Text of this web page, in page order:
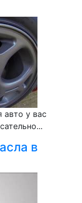
авто у вас
в